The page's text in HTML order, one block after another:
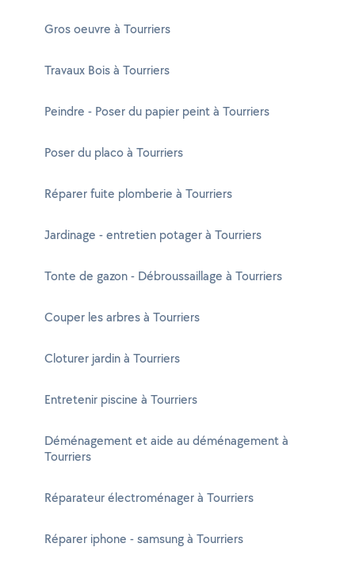
Gros oeuvre à Tourriers
Travaux Bois à Tourriers
Peindre - Poser du papier peint à Tourriers
Poser du placo à Tourriers
Réparer fuite plomberie à Tourriers
Jardinage - entretien potager à Tourriers
Tonte de gazon - Débroussaillage à Tourriers
Couper les arbres à Tourriers
Cloturer jardin à Tourriers
Entretenir piscine à Tourriers
Déménagement et aide au déménagement à
Tourriers
Réparateur électroménager à Tourriers
Réparer iphone - samsung à Tourriers